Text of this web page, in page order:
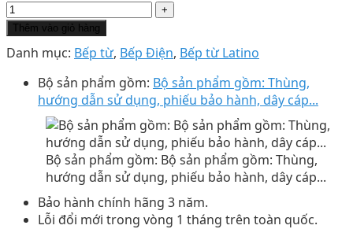
Thêm vào giỏ hàng
Danh mục: Bếp từ, Bếp Điện, Bếp từ Latino
Bộ sản phẩm gồm: Bộ sản phẩm gồm: Thùng,
hướng dẫn sử dụng, phiếu bảo hành, dây cáp...
Bộ sản phẩm gồm: Bộ sản phẩm gồm: Thùng,
hướng dẫn sử dụng, phiếu bảo hành, dây cáp...
Bảo hành chính hãng 3 năm.
Lỗi đổi mới trong vòng 1 tháng trên toàn quốc.